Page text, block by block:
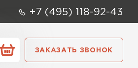
+7 (495) 118-92-43
ЗАКАЗАТЬ ЗВОНОК